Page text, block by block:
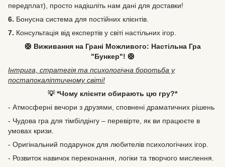
передплат), просто надішліть нам дані для доставки!
6. Бонусна система для постійних клієнтів.
7. Консультація від експертів у світі настільних ігор.
🛟 Виживання на Грані Можливого: Настільна Гра
"Бункер"! 🛟
Інтрига, стратегія та психологічна боротьба у
постапокаліптичному світі!
💡 *Чому клієнти обирають цю гру?*
- Атмосферні вечори з друзями, сповнені драматичних рішень
- Чудова гра для тімбілдінгу – перевірте, як ви працюєте в
умовах кризи.
- Оригінальний подарунок для любителів психологічних ігор.
- Розвиток навичок переконання, логіки та творчого мислення.